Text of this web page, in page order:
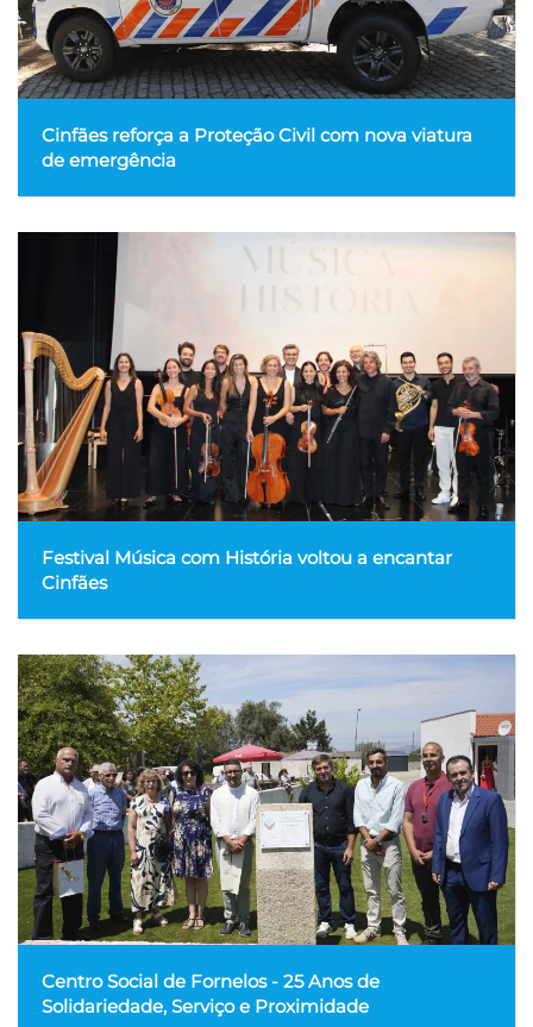
Cinfães reforça a Proteção Civil com nova viatura
de emergência
Festival Música com História voltou a encantar
Cinfães
Centro Social de Fornelos - 25 Anos de
Solidariedade, Serviço e Proximidade